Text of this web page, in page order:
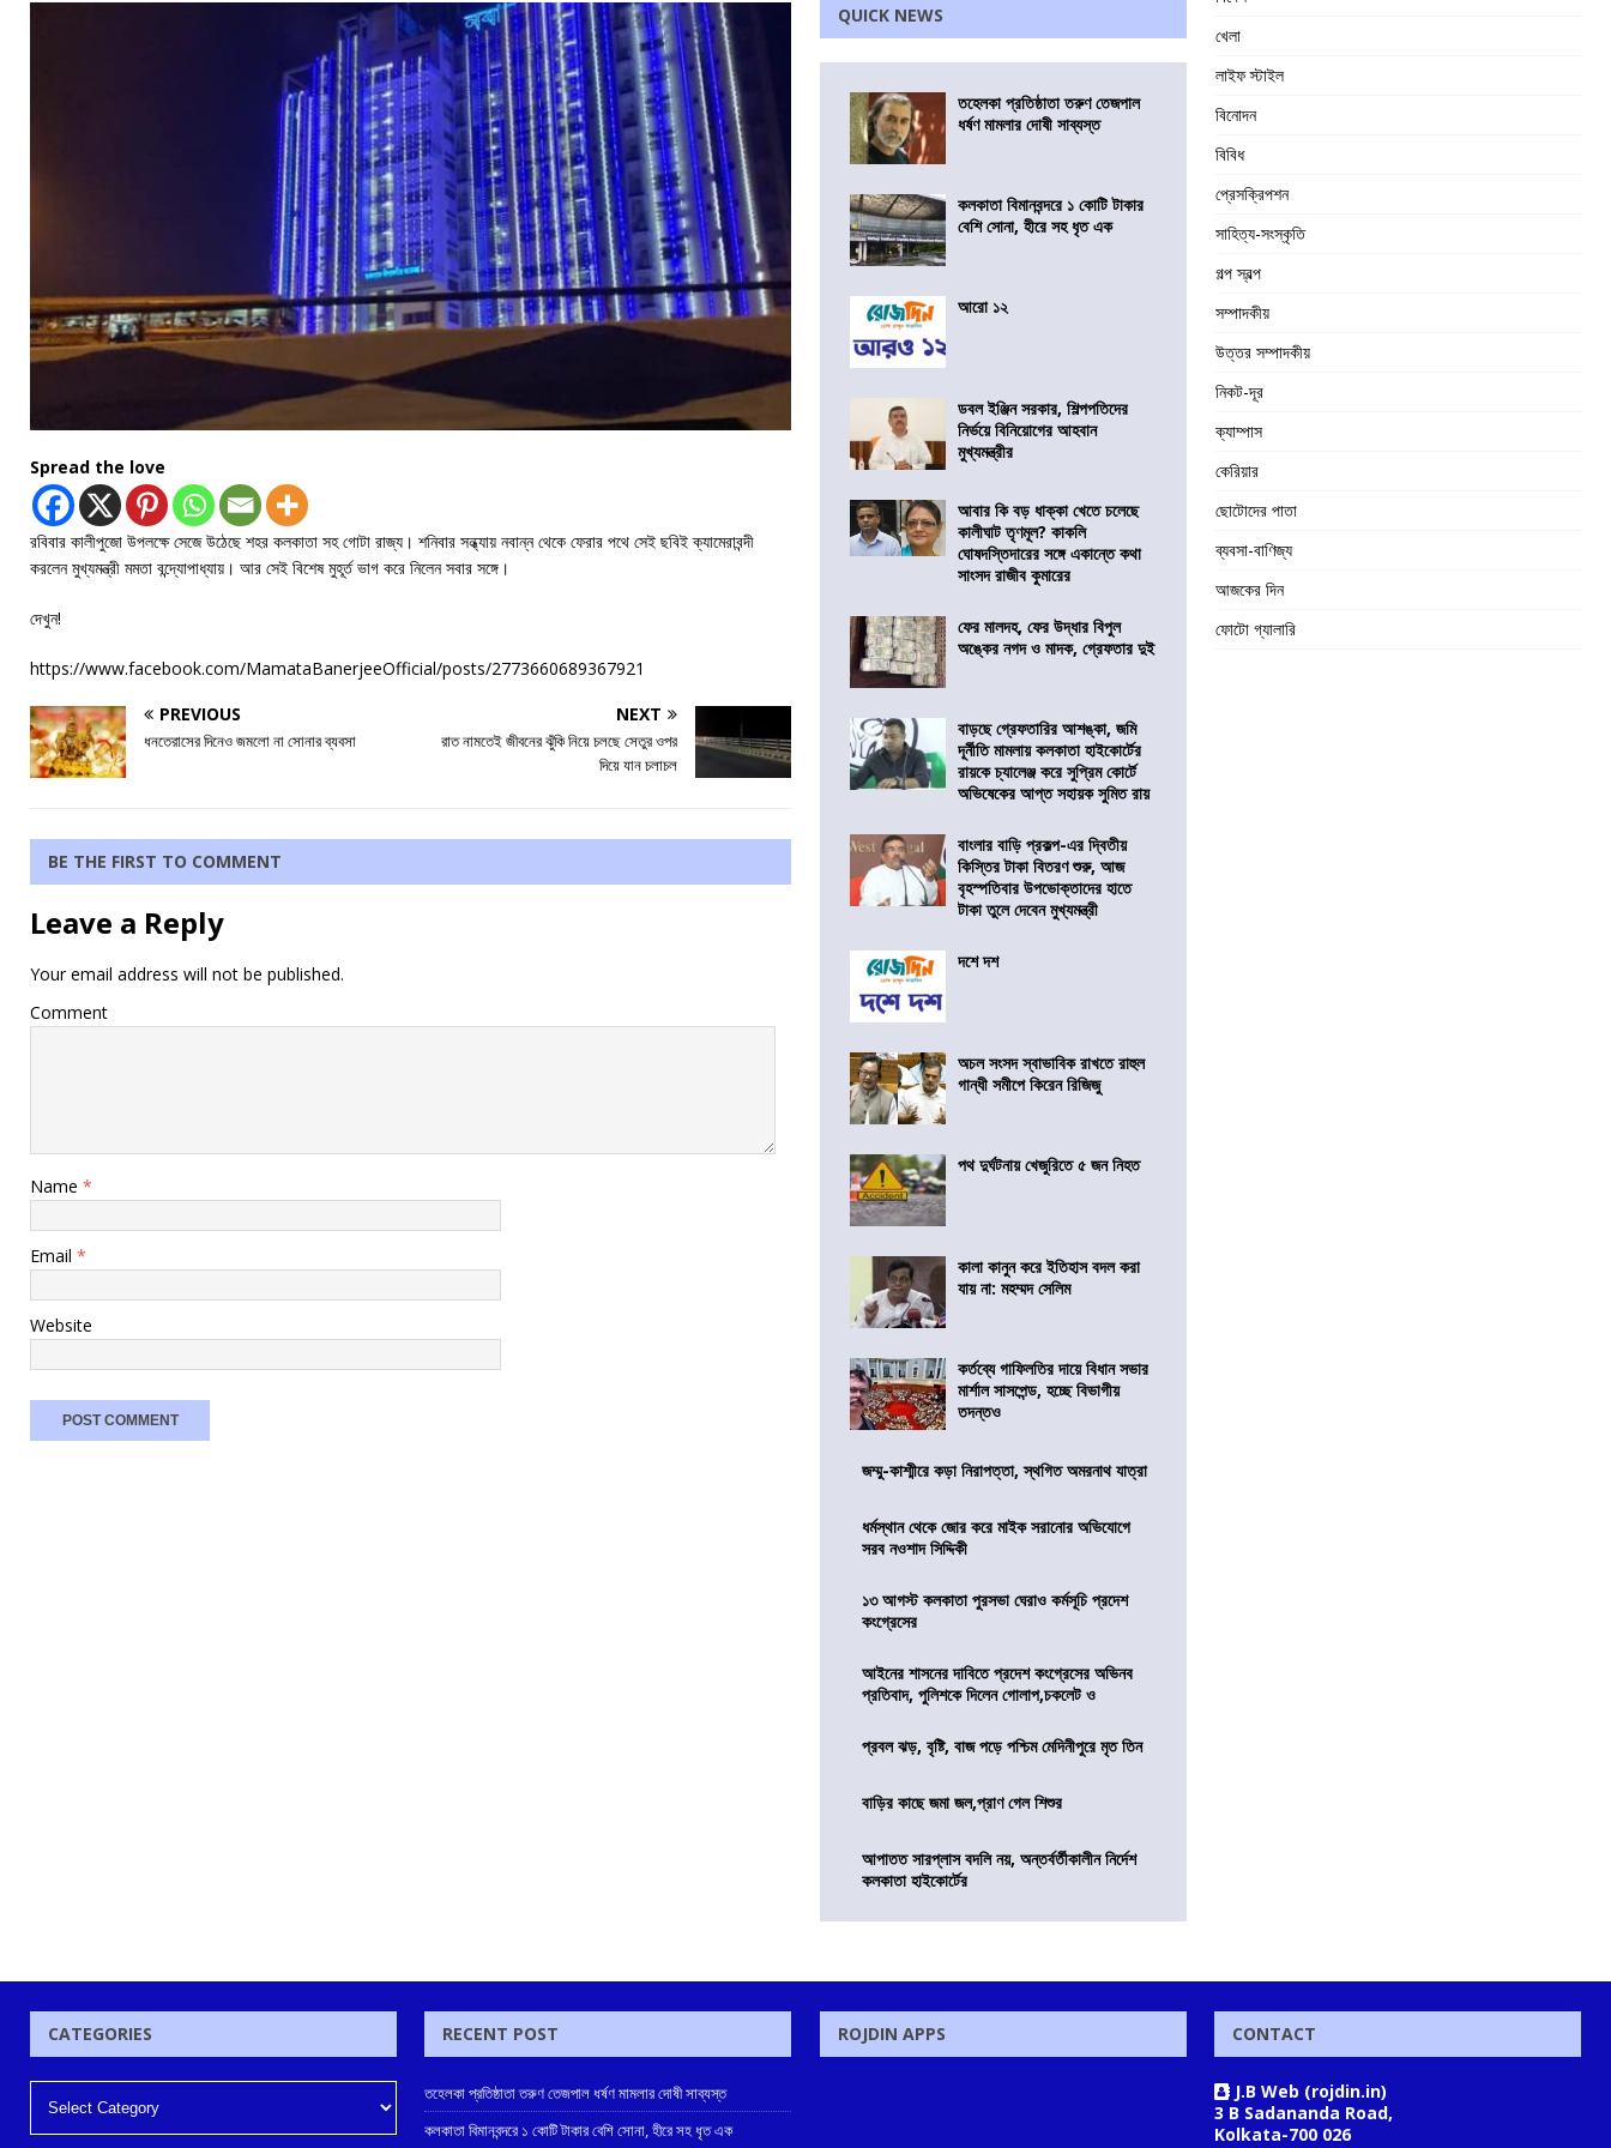
Spread the love
রবিবার কালীপুজো উপলক্ষে সেজে উঠেছে শহর কলকাতা সহ গোটা রাজ্য। শনিবার সন্ধ্যায় নবান্ন থেকে ফেরার পথে সেই ছবিই ক্যামেরাবন্দী
করলেন মুখ্যমন্ত্রী মমতা বন্দ্যোপাধ্যায়। আর সেই বিশেষ মুহূর্ত ভাগ করে নিলেন সবার সঙ্গে।
দেখুন!
https://www.facebook.com/MamataBanerjeeOfficial/posts/2773660689367921
PREVIOUS
ধনতেরাসের দিনেও জমলো না সোনার ব্যবসা
NEXT
রাত নামতেই জীবনের ঝুঁকি নিয়ে চলছে সেতুর ওপর
দিয়ে যান চলাচল
BE THE FIRST TO COMMENT
Leave a Reply
Your email address will not be published.
Comment
Name *
Email *
Website
QUICK NEWS
তহেলকা প্রতিষ্ঠাতা তরুণ তেজপাল
ধর্ষণ মামলার দোষী সাব্যস্ত
কলকাতা বিমানবন্দরে ১ কোটি টাকার
বেশি সোনা, হীরে সহ ধৃত এক
আরো ১২
ডবল ইঞ্জিন সরকার, শিল্পপতিদের
নির্ভয়ে বিনিয়োগের আহবান
মুখ্যমন্ত্রীর
আবার কি বড় ধাক্কা খেতে চলেছে
কালীঘাট তৃণমূল? কাকলি
ঘোষদস্তিদারের সঙ্গে একান্তে কথা
সাংসদ রাজীব কুমারের
ফের মালদহ, ফের উদ্ধার বিপুল
অঙ্কের নগদ ও মাদক, গ্রেফতার দুই
বাড়ছে গ্রেফতারির আশঙ্কা, জমি
দূর্নীতি মামলায় কলকাতা হাইকোর্টের
রায়কে চ্যালেঞ্জ করে সুপ্রিম কোর্টে
অভিষেকের আপ্ত সহায়ক সুমিত রায়
বাংলার বাড়ি প্রকল্প-এর দ্বিতীয়
কিস্তির টাকা বিতরণ শুরু, আজ
বৃহস্পতিবার উপভোক্তাদের হাতে
টাকা তুলে দেবেন মুখ্যমন্ত্রী
দশে দশ
অচল সংসদ স্বাভাবিক রাখতে রাহুল
গান্ধী সমীপে কিরেন রিজিজু
পথ দুর্ঘটনায় খেজুরিতে ৫ জন নিহত
কালা কানুন করে ইতিহাস বদল করা
যায় না: মহম্মদ সেলিম
কর্তব্যে গাফিলতির দায়ে বিধান সভার
মার্শাল সাসপেন্ড, হচ্ছে বিভাগীয়
তদন্তও
জম্মু-কাশ্মীরে কড়া নিরাপত্তা, স্থগিত অমরনাথ যাত্রা
ধর্মস্থান থেকে জোর করে মাইক সরানোর অভিযোগে
সরব নওশাদ সিদ্দিকী
১৩ আগস্ট কলকাতা পুরসভা ঘেরাও কর্মসূচি প্রদেশ
কংগ্রেসের
আইনের শাসনের দাবিতে প্রদেশ কংগ্রেসের অভিনব
প্রতিবাদ, পুলিশকে দিলেন গোলাপ,চকলেট ও
প্রবল ঝড়, বৃষ্টি, বাজ পড়ে পশ্চিম মেদিনীপুরে মৃত তিন
বাড়ির কাছে জমা জল,প্রাণ গেল শিশুর
আপাতত সারপ্লাস বদলি নয়, অন্তর্বর্তীকালীন নির্দেশ
কলকাতা হাইকোর্টের
খেলা
লাইফ স্টাইল
বিনোদন
বিবিধ
প্রেসক্রিপশন
সাহিত্য-সংস্কৃতি
গল্প স্বল্প
সম্পাদকীয়
উত্তর সম্পাদকীয়
নিকট-দূর
ক্যাম্পাস
কেরিয়ার
ছোটোদের পাতা
ব্যবসা-বাণিজ্য
আজকের দিন
ফোটো গ্যালারি
CATEGORIES RECENT POST
তহেলকা প্রতিষ্ঠাতা তরুণ তেজপাল ধর্ষণ মামলার দোষী সাব্যস্ত
কলকাতা বিমানবন্দরে ১ কোটি টাকার বেশি সোনা, হীরে সহ ধৃত এক
ROJDIN APPS CONTACT
J.B Web (rojdin.in)
3 B Sadananda Road,
Kolkata-700 026